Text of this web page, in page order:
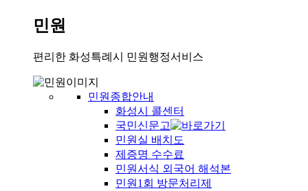
민원
편리한 화성특례시 민원행정서비스
민원종합안내
화성시 콜센터
국민신문고
민원실 배치도
제증명 수수료
민원서식 외국어 해석본
민원1회 방문처리제